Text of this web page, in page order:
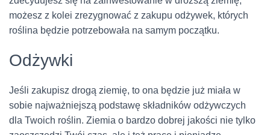
możesz z kolei zrezygnować z zakupu odżywek, których
roślina będzie potrzebowała na samym początku.
Odżywki
Jeśli zakupisz drogą ziemię, to ona będzie już miała w
sobie najważniejszą podstawę składników odżywczych
dla Twoich roślin. Ziemia o bardzo dobrej jakości nie tylko